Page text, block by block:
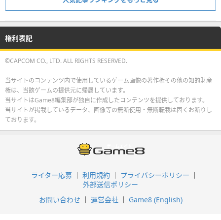
権利表記
©CAPCOM CO., LTD. ALL RIGHTS RESERVED.
当サイトのコンテンツ内で使用しているゲーム画像の著作権その他の知的財産
権は、当該ゲームの提供元に帰属しています。
当サイトはGame8編集部が独自に作成したコンテンツを提供しております。
当サイトが掲載しているデータ、画像等の無断使用・無断転載は固くお断りし
ております。
ライター応募 利用規約
プライバシーポリシー
外部送信ポリシー
お問い合わせ
運営会社 Game8 (English)